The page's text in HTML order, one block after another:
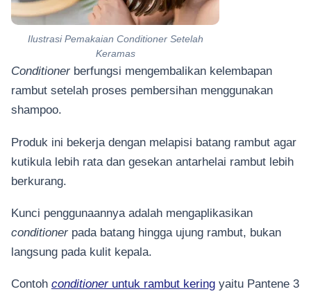
Ilustrasi Pemakaian Conditioner Setelah
Keramas
Conditioner berfungsi mengembalikan kelembapan
rambut setelah proses pembersihan menggunakan
shampoo.
Produk ini bekerja dengan melapisi batang rambut agar
kutikula lebih rata dan gesekan antarhelai rambut lebih
berkurang.
Kunci penggunaannya adalah mengaplikasikan
conditioner pada batang hingga ujung rambut, bukan
langsung pada kulit kepala.
Contoh conditioner untuk rambut kering yaitu Pantene 3